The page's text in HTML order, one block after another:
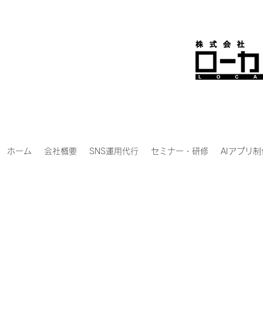
ホーム 会社概要 SNS運用代行 セミナー・研修 AIアプリ制